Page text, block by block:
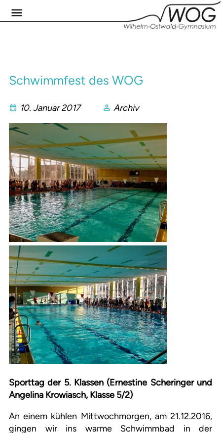
Schwimmfest des WOG
10. Januar 2017 Archiv
Sporttag der 5. Klassen (Ernestine Scheringer und
Angelina Krowiasch, Klasse 5/2)
An einem kühlen Mittwochmorgen, am 21.12.2016,
gingen wir ins warme Schwimmbad in der